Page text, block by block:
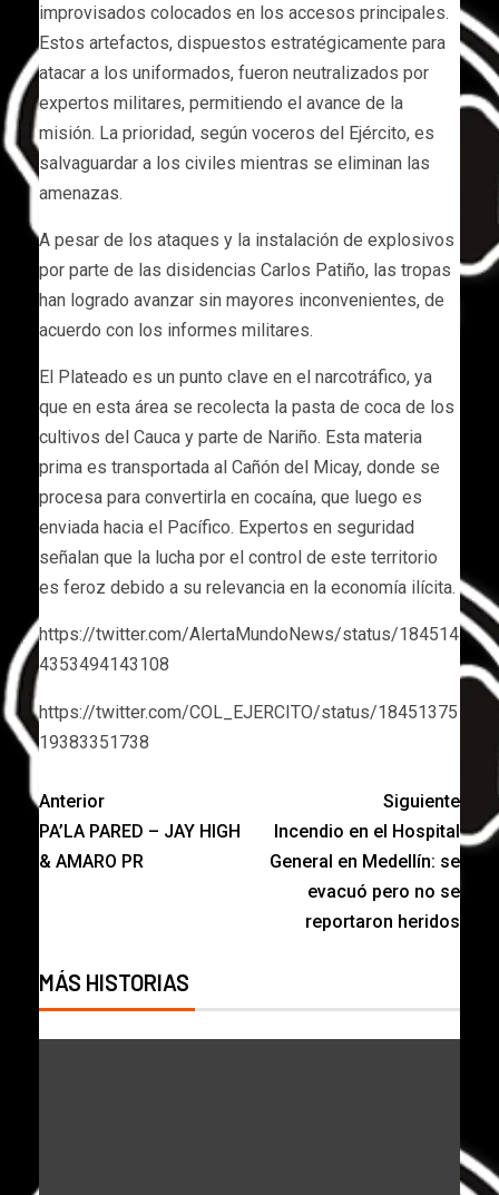
improvisados colocados en los accesos principales.
Estos artefactos, dispuestos estratégicamente para
atacar a los uniformados, fueron neutralizados por
expertos militares, permitiendo el avance de la
misión. La prioridad, según voceros del Ejército, es
salvaguardar a los civiles mientras se eliminan las
amenazas.
A pesar de los ataques y la instalación de explosivos
por parte de las disidencias Carlos Patiño, las tropas
han logrado avanzar sin mayores inconvenientes, de
acuerdo con los informes militares.
El Plateado es un punto clave en el narcotráfico, ya
que en esta área se recolecta la pasta de coca de los
cultivos del Cauca y parte de Nariño. Esta materia
prima es transportada al Cañón del Micay, donde se
procesa para convertirla en cocaína, que luego es
enviada hacia el Pacífico. Expertos en seguridad
señalan que la lucha por el control de este territorio
es feroz debido a su relevancia en la economía ilícita.
https://twitter.com/AlertaMundoNews/status/184514
4353494143108
https://twitter.com/COL_EJERCITO/status/18451375
19383351738
Anterior
PA’LA PARED – JAY HIGH
& AMARO PR
Siguiente
Incendio en el Hospital
General en Medellín: se
evacuó pero no se
reportaron heridos
MÁS HISTORIAS